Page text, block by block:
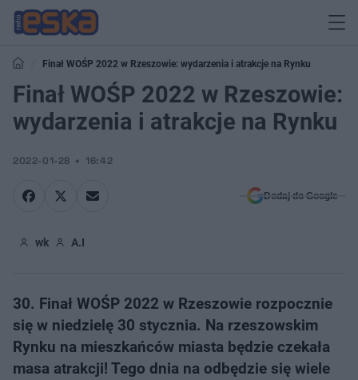
Finał WOŚP 2022 w Rzeszowie: wydarzenia i atrakcje na Rynku
Finał WOŚP 2022 w Rzeszowie:
wydarzenia i atrakcje na Rynku
2022-01-28 16:42
Dodaj do Google
wk A.I
30. Finał WOŚP 2022 w Rzeszowie rozpocznie
się w niedzielę 30 stycznia. Na rzeszowskim
Rynku na mieszkańców miasta będzie czekała
masa atrakcji! Tego dnia na odbędzie się wiele